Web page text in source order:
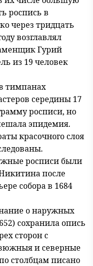
роспись в
через тридцать
возглавлял
Гурий
из 19 человек
тимпанах
середины 17
росписи, но
эпидемия.
красочного слоя
росписи были
после
собора в 1684
о наружных
сохранила опись
сторон с
и северные
столбцам писано